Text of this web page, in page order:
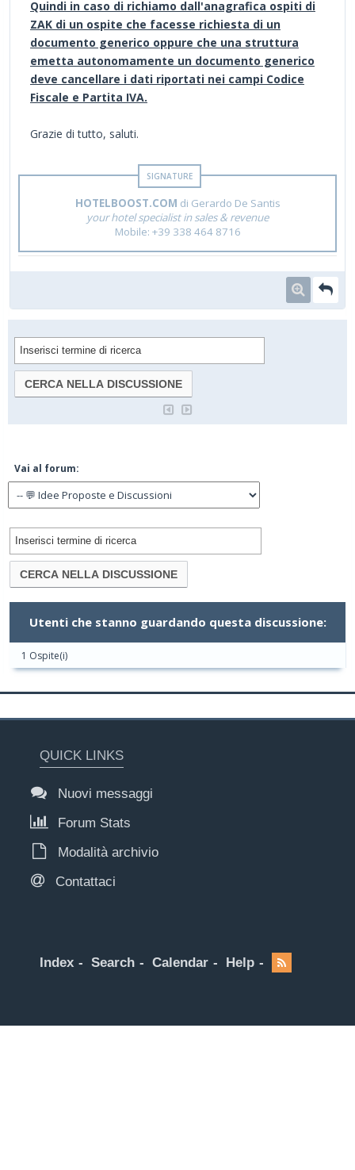
Quindi in caso di richiamo dall'anagrafica ospiti di
ZAK di un ospite che facesse richiesta di un
documento generico oppure che una struttura
emetta autonomamente un documento generico
deve cancellare i dati riportati nei campi Codice
Fiscale e Partita IVA.
Grazie di tutto, saluti.
HOTELBOOST.COM di Gerardo De Santis
your hotel specialist in sales & revenue
Mobile: +39 338 464 8716
Vai al forum:
Utenti che stanno guardando questa discussione:
1 Ospite(i)
QUICK LINKS
Nuovi messaggi
Forum Stats
Modalità archivio
Contattaci
Index Search Calendar Help